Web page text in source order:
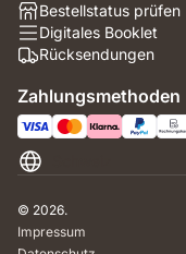
Bestellstatus prüfen
Digitales Booklet
Rücksendungen
Zahlungsmethoden
© 2026.
Impressum